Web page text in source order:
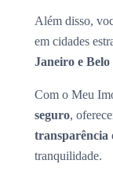
Além disso,
em cidades
Janeiro e
Com o Meu
seguro,
transparência
tranquilidade.